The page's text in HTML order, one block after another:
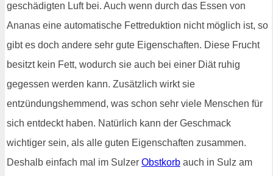
geschädigten Luft bei. Auch wenn durch das Essen von
Ananas eine automatische Fettreduktion nicht möglich ist, so
gibt es doch andere sehr gute Eigenschaften. Diese Frucht
besitzt kein Fett, wodurch sie auch bei einer Diät ruhig
gegessen werden kann. Zusätzlich wirkt sie
entzündungshemmend, was schon sehr viele Menschen für
sich entdeckt haben. Natürlich kann der Geschmack
wichtiger sein, als alle guten Eigenschaften zusammen.
Deshalb einfach mal im Sulzer Obstkorb auch in Sulz am